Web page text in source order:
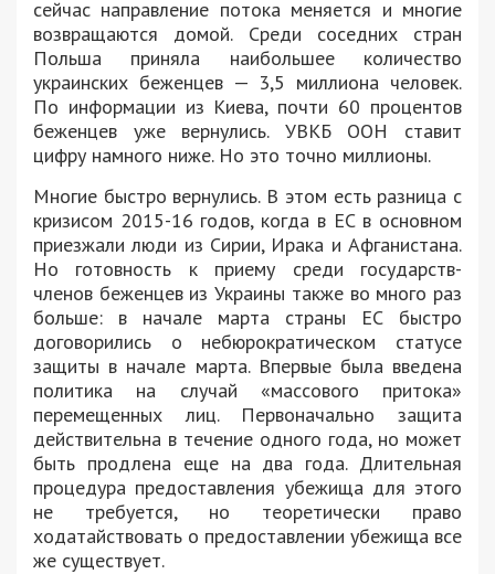
сейчас направление потока меняется и многие
возвращаются домой. Среди соседних стран
Польша приняла наибольшее количество
украинских беженцев — 3,5 миллиона человек.
По информации из Киева, почти 60 процентов
беженцев уже вернулись. УВКБ ООН ставит
цифру намного ниже. Но это точно миллионы.
Многие быстро вернулись. В этом есть разница с
кризисом 2015-16 годов, когда в ЕС в основном
приезжали люди из Сирии, Ирака и Афганистана.
Но готовность к приему среди государств-
членов беженцев из Украины также во много раз
больше: в начале марта страны ЕС быстро
договорились о небюрократическом статусе
защиты в начале марта. Впервые была введена
политика на случай «массового притока»
перемещенных лиц. Первоначально защита
действительна в течение одного года, но может
быть продлена еще на два года. Длительная
процедура предоставления убежища для этого
не требуется, но теоретически право
ходатайствовать о предоставлении убежища все
же существует.